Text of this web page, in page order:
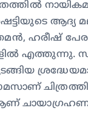
എത്തുന്നു.